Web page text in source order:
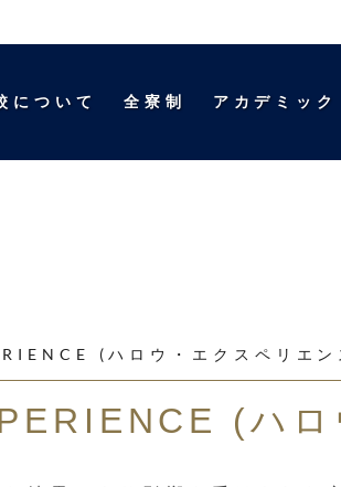
について 全寮制 アカデミック
(ハロウ・エクスペリエン
(ハロ